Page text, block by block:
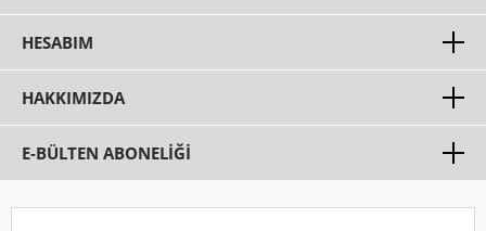
HESABIM
HAKKIMIZDA
E-BÜLTEN ABONELİĞİ